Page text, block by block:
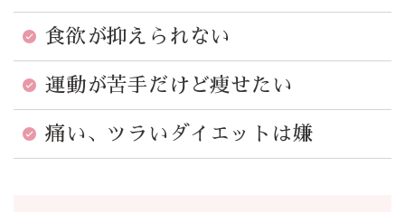
食欲が抑えられない
運動が苦手だけど痩せたい
痛い、ツラいダイエットは嫌